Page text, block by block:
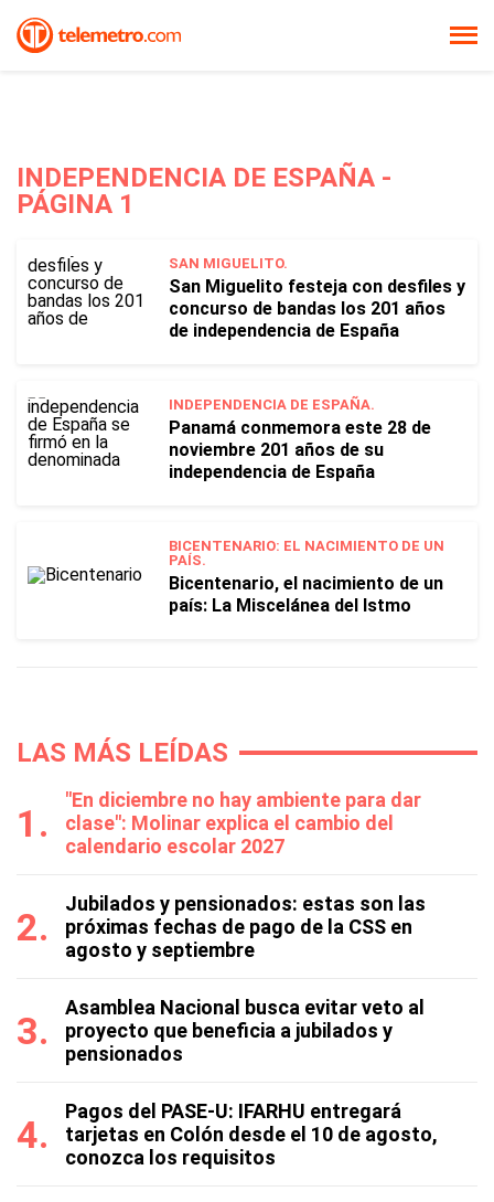
INDEPENDENCIA DE ESPAÑA -
PÁGINA 1
SAN MIGUELITO.
San Miguelito festeja con desfiles y
concurso de bandas los 201 años
de independencia de España
INDEPENDENCIA DE ESPAÑA.
Panamá conmemora este 28 de
noviembre 201 años de su
independencia de España
BICENTENARIO: EL NACIMIENTO DE UN
PAÍS.
Bicentenario, el nacimiento de un
país: La Miscelánea del Istmo
LAS MÁS LEÍDAS
"En diciembre no hay ambiente para dar
clase": Molinar explica el cambio del
calendario escolar 2027
Jubilados y pensionados: estas son las
próximas fechas de pago de la CSS en
agosto y septiembre
Asamblea Nacional busca evitar veto al
proyecto que beneficia a jubilados y
pensionados
Pagos del PASE-U: IFARHU entregará
tarjetas en Colón desde el 10 de agosto,
conozca los requisitos